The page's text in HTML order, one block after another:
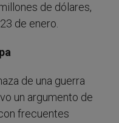
de dólares,
de enero.
de una guerra
un argumento de
frecuentes